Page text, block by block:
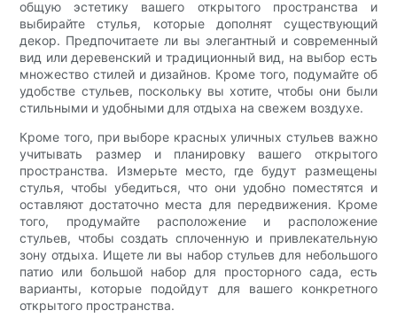
общую эстетику вашего открытого пространства и
выбирайте стулья, которые дополнят существующий
декор. Предпочитаете ли вы элегантный и современный
вид или деревенский и традиционный вид, на выбор есть
множество стилей и дизайнов. Кроме того, подумайте об
удобстве стульев, поскольку вы хотите, чтобы они были
стильными и удобными для отдыха на свежем воздухе.
Кроме того, при выборе красных уличных стульев важно
учитывать размер и планировку вашего открытого
пространства. Измерьте место, где будут размещены
стулья, чтобы убедиться, что они удобно поместятся и
оставляют достаточно места для передвижения. Кроме
того, продумайте расположение и расположение
стульев, чтобы создать сплоченную и привлекательную
зону отдыха. Ищете ли вы набор стульев для небольшого
патио или большой набор для просторного сада, есть
варианты, которые подойдут для вашего конкретного
открытого пространства.